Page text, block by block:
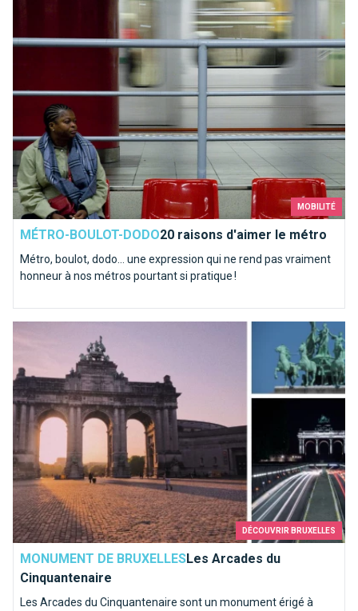
en bord de Seine sur les traces de la Senne...
MOBILITÉ
MÉTRO-BOULOT-DODO20 raisons d'aimer le métro
Métro, boulot, dodo… une expression qui ne rend pas vraiment
honneur à nos métros pourtant si pratique !
20 raisons d'aimer le métro
DÉCOUVRIR BRUXELLES
MONUMENT DE BRUXELLESLes Arcades du
Cinquantenaire
Les Arcades du Cinquantenaire sont un monument érigé à